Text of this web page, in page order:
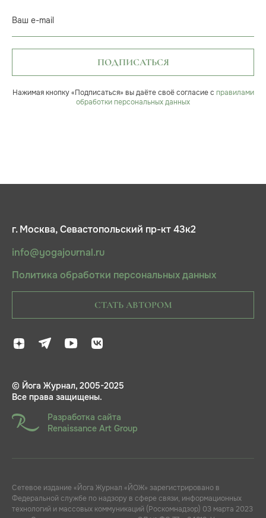
Ваш e-mail
ПОДПИСАТЬСЯ
Нажимая кнопку «Подписаться» вы даёте своё согласие с правилами
обработки персональных данных
г. Москва, Севастопольский пр-кт 43к2
info@yogajournal.ru
Политика обработки персональных данных
СТАТЬ АВТОРОМ
© Йога Журнал, 2005-2025
Все права защищены.
Разработка сайта
Renaissance Art Group
Сетевое издание «Йога Журнал «ЙОЖ» зарегистрировано в
Федеральной службе по надзору в сфере связи, информационных
технологий и массовых коммуникаций (Роскомнадзор) 03 марта 2023